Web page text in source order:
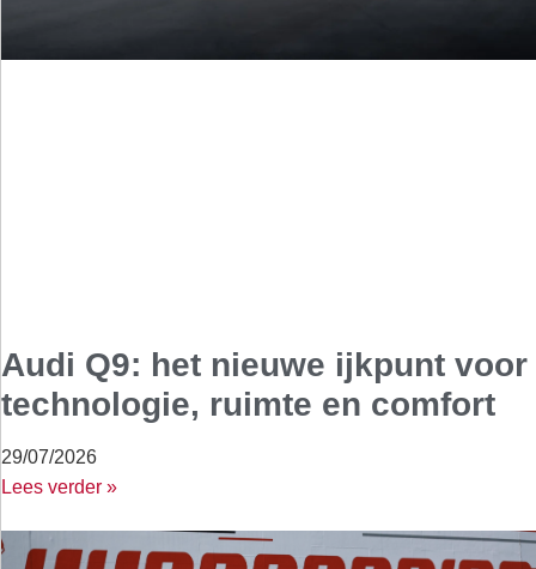
Audi Q9: het nieuwe ijkpunt voor
technologie, ruimte en comfort
29/07/2026
Lees verder »